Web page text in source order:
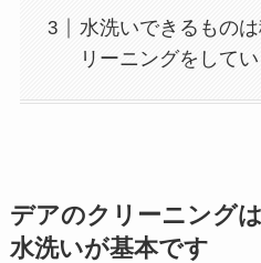
水洗いできるもの
リーニングをして
デアのクリーニング
水洗いが基本です